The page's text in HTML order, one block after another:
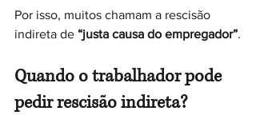
Por isso, muitos chamam a rescisão
indireta de “justa causa do empregador”.
Quando o trabalhador pode
pedir rescisão indireta?